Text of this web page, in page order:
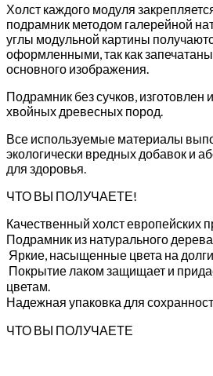
Холст каждого модуля
подрамник методом галерейной
углы модульной картины
оформленными, так как
основного изображения.
Подрамник без сучков, изготовлен
хвойных древесных пород.
Все используемые материалы
экологически вредных добавок и
для здоровья.
ЧТО ВЫ ПОЛУЧАЕТЕ!
Качественный холст европейских
Подрамник из натурального дерева
Яркие, насыщенные цвета на
Покрытие лаком защищает и
цветам.
Надежная упаковка для
ЧТО ВЫ ПОЛУЧАЕТЕ